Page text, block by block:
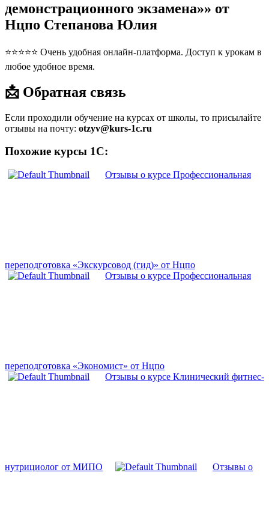
демонстрационного экзамена»» от
Нцпо Степанова Юлия
⭐⭐⭐⭐⭐ Очень удобная онлайн-платформа. Доступ к урокам в
любое удобное время.
📩 Обратная связь
Если проходили обучение на курсах от школы, то присылайте
отзывы на почту: otzyv@kurs-1c.ru
Похожие курсы 1С:
Отзывы о курсе Профессиональная
переподготовка «Экскурсовод (гид)» от Нцпо
Отзывы о курсе Профессиональная
переподготовка «Экономист» от Нцпо
Отзывы о курсе Клинический фитнес-
нутрициолог от МИПО Отзывы о